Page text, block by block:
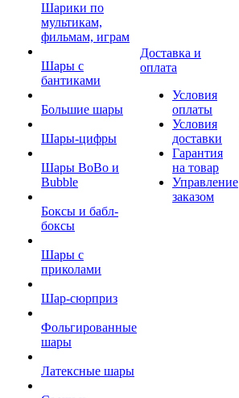
Шарики по
мультикам,
фильмам, играм
Шары с
бантиками
Большие шары
Шары-цифры
Шары BoBo и
Bubble
Боксы и бабл-
боксы
Шары с
приколами
Шар-сюрприз
Фольгированные
шары
Латексные шары
Доставка и
оплата
Условия
оплаты
Условия
доставки
Гарантия
на товар
Управление
заказом